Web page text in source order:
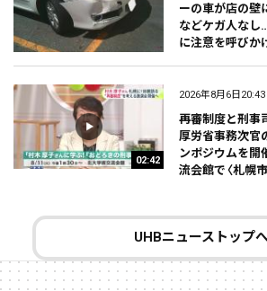
ーの車が店の壁
などケガ人なし
に注意を呼びか
02:42
2026年8月6日20:43
再審制度と刑事
厚労省事務次官
ンポジウムを開
流会館で〈札幌市
UHBニューストップ